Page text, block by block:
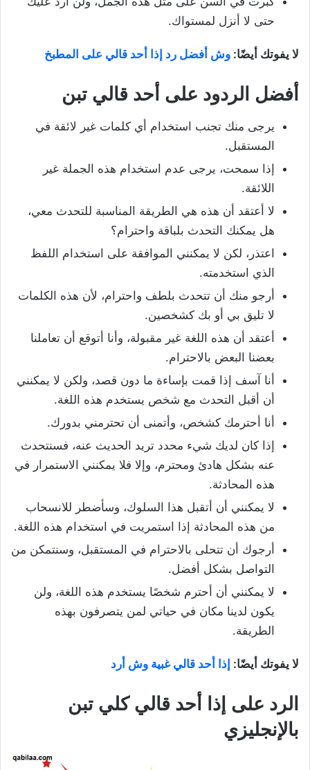
حتى لا أنزل لمستواك.
لا يفوتك أيضًا: وش أفضل رد إذا أحد قالي على المطبخ
أفضل الردود على أحد قالي تبن
يرجى منك تجنب استخدام أي كلمات غير لائقة في
المستقبل.
إذا سمحت، يرجى عدم استخدام هذه الجملة غير
اللائقة.
لا أعتقد أن هذه هي الطريقة المناسبة للتحدث معي،
هل يمكنك التحدث بلباقة واحترام؟
اعتذر، لكن لا يمكنني الموافقة على استخدام اللفظ
الذي استخدمته.
أرجو منك أن تتحدث بلطف واحترام، لأن هذه الكلمات
لا تليق بي أو بك كشخصين.
أعتقد أن هذه اللغة غير مقبولة، وأنا أتوقع أن تعاملنا
بعضنا البعض بالاحترام.
أنا آسف إذا قمت بإساءة ما دون قصد، ولكن لا يمكنني
أن أقبل التحدث مع شخص يستخدم هذه اللغة.
أنا أحترمك كشخص، وأتمنى أن تحترمني بدورك.
إذا كان لديك شيء محدد تريد الحديث عنه، فسنتحدث
عنه بشكل هادئ ومحترم، وإلا فلا يمكنني الاستمرار في
هذه المحادثة.
لا يمكنني أن أتقبل هذا السلوك، وسأضطر للانسحاب
من هذه المحادثة إذا استمريت في استخدام هذه اللغة.
أرجوك أن تتحلى بالاحترام في المستقبل، وسنتمكن من
التواصل بشكل أفضل.
لا يمكنني أن أحترم شخصًا يستخدم هذه اللغة، ولن
يكون لدينا مكان في حياتي لمن يتصرفون بهذه
الطريقة.
لا يفوتك أيضًا: إذا أحد قالي غبية وش أرد
الرد على إذا أحد قالي كلي تبن
بالإنجليزي